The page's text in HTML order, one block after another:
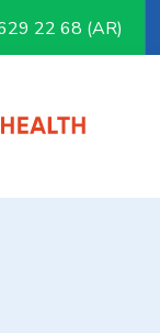
22 68 (AR)